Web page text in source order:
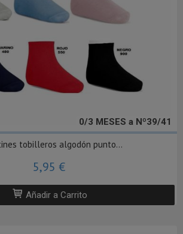
0/3 MESES a Nº39/41
tobilleros algodón punto...
5,95 €
Añadir a Carrito